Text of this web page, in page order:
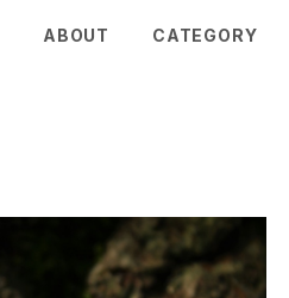
ABOUT CATEGORY